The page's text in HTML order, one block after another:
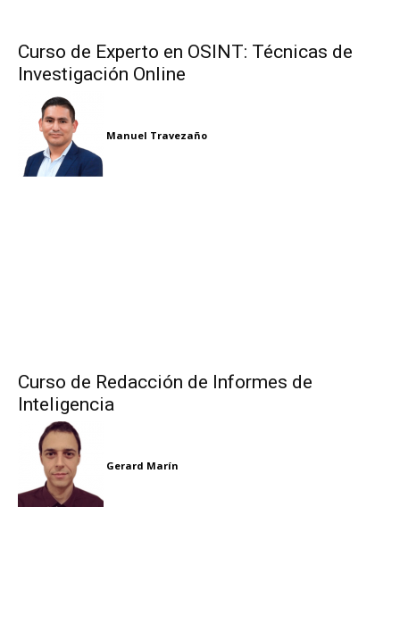
Curso de Experto en OSINT: Técnicas de
Investigación Online
Manuel Travezaño
Curso de Redacción de Informes de
Inteligencia
Gerard Marín